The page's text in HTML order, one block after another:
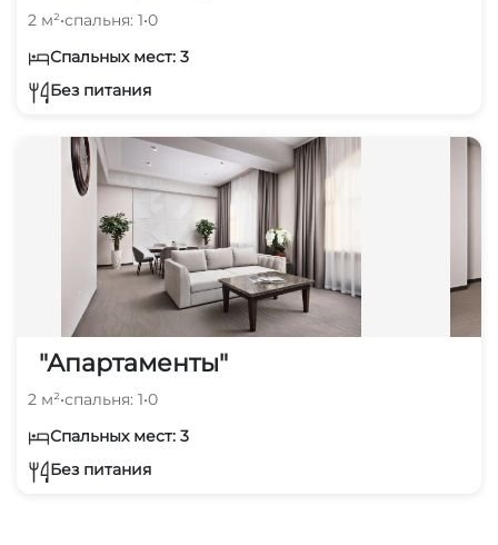
2 м²•спальня: 1•0
Спальных мест: 3
Без питания
"Апартаменты"
2 м²•спальня: 1•0
Спальных мест: 3
Без питания